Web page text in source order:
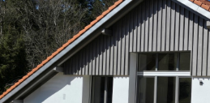
Horaires du
Voir les